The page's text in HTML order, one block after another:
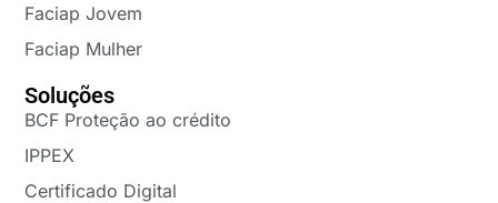
Faciap Jovem
Faciap Mulher
Soluções
BCF Proteção ao crédito
IPPEX
Certificado Digital